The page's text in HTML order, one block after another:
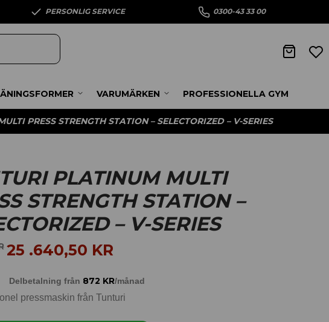
PERSONLIG SERVICE 0300-43 33 00
VARUMÄRKEN PROFESSIONELLA GYM
PRESS STRENGTH STATION – SELECTORIZED – V-SERIES
PLATINUM MULTI
STRENGTH STATION –
– V-SERIES
25 .640,50 KR
Delbetalning från 872 KR/månad
pressmaskin från Tunturi